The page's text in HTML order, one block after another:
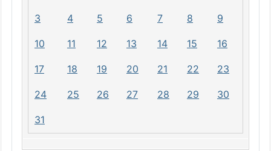
3 4 5 6 7 8 9
10 11 12 13 14 15 16
17 18 19 20 21 22 23
24 25 26 27 28 29 30
31